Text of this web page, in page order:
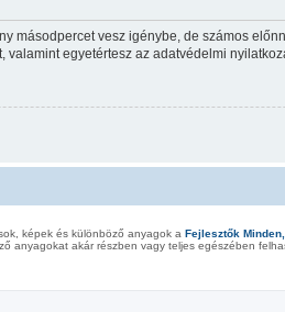
másodpercet vesz igénybe, de számos
egyetértesz az adatvédelmi
képek és különböző anyagok a Fejlesztők
anyagokat akár részben vagy teljes egészében